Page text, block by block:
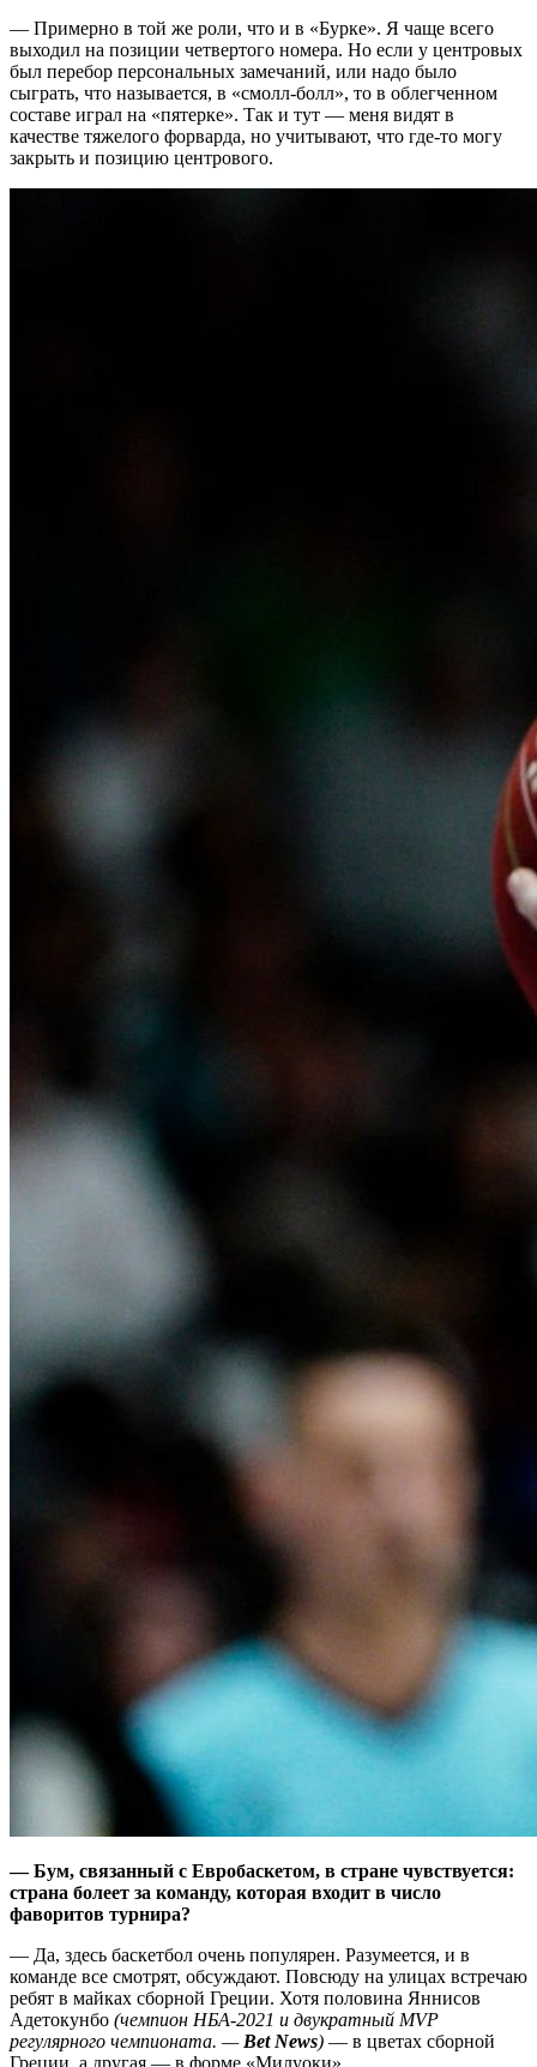
— Примерно в той же роли, что и в «Бурке». Я чаще всего
выходил на позиции четвертого номера. Но если у центровых
был перебор персональных замечаний, или надо было
сыграть, что называется, в «смолл-болл», то в облегченном
составе играл на «пятерке». Так и тут — меня видят в
качестве тяжелого форварда, но учитывают, что где-то могу
закрыть и позицию центрового.
— Бум, связанный с Евробаскетом, в стране чувствуется:
страна болеет за команду, которая входит в число
фаворитов турнира?
— Да, здесь баскетбол очень популярен. Разумеется, и в
команде все смотрят, обсуждают. Повсюду на улицах встречаю
ребят в майках сборной Греции. Хотя половина Яннисов
Адетокунбо (чемпион НБА-2021 и двукратный MVP
регулярного чемпионата. — Bet News) — в цветах сборной
Греции, а другая — в форме «Милуоки».